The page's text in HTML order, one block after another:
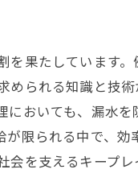
果たしています
られる知識と技
おいても、漏水
限られる中で、
を支えるキープ